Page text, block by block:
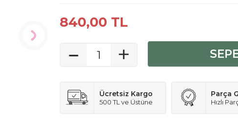
840,00 TL
Ücretsiz Kargo
500 TL ve Üstüne
Parça
Hızlı